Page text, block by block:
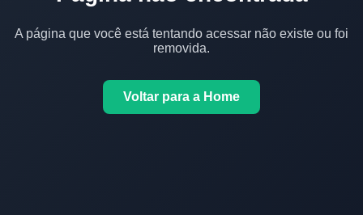
A página que você está tentando acessar não existe ou foi
removida.
Voltar para a Home